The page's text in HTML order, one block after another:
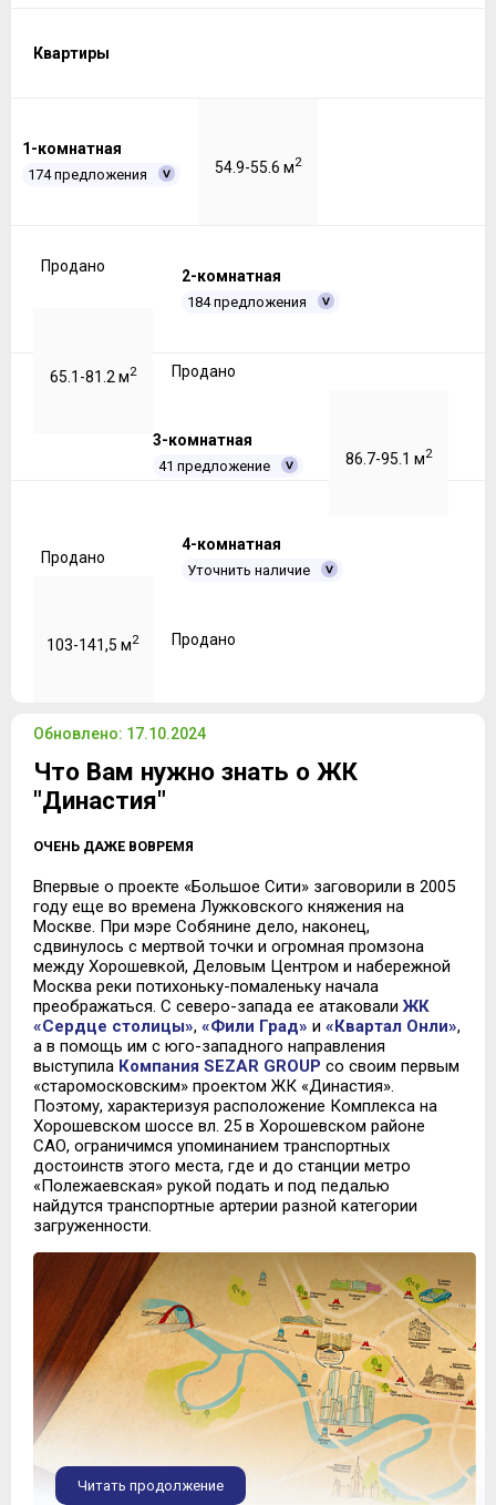
Квартиры
1-комнатная
174 предложения 54.9-55.6 м2
Продано
2-комнатная
184 предложения
65.1-81.2 м2 Продано
3-комнатная
41 предложение 86.7-95.1 м2
Продано
4-комнатная
Уточнить наличие
103-141,5 м2 Продано
Обновлено: 17.10.2024
Что Вам нужно знать о ЖК
"Династия"
ОЧЕНЬ ДАЖЕ ВОВРЕМЯ
Впервые о проекте «Большое Сити» заговорили в 2005
году еще во времена Лужковского княжения на
Москве. При мэре Собянине дело, наконец,
сдвинулось с мертвой точки и огромная промзона
между Хорошевкой, Деловым Центром и набережной
Москва реки потихоньку-помаленьку начала
преображаться. С северо-запада ее атаковалиЖК
«Сердце столицы», «Фили Град» и «Квартал Онли»,
а в помощь им с юго-западного направления
выступила Компания SEZAR GROUP со своим первым
«старомосковским» проектом ЖК «Династия».
Поэтому, характеризуя расположение Комплекса на
Хорошевском шоссе вл. 25 в Хорошевском районе
САО, ограничимся упоминанием транспортных
достоинств этого места, где и до станции метро
«Полежаевская» рукой подать и под педалью
найдутся транспортные артерии разной категории
загруженности.
Читать продолжение